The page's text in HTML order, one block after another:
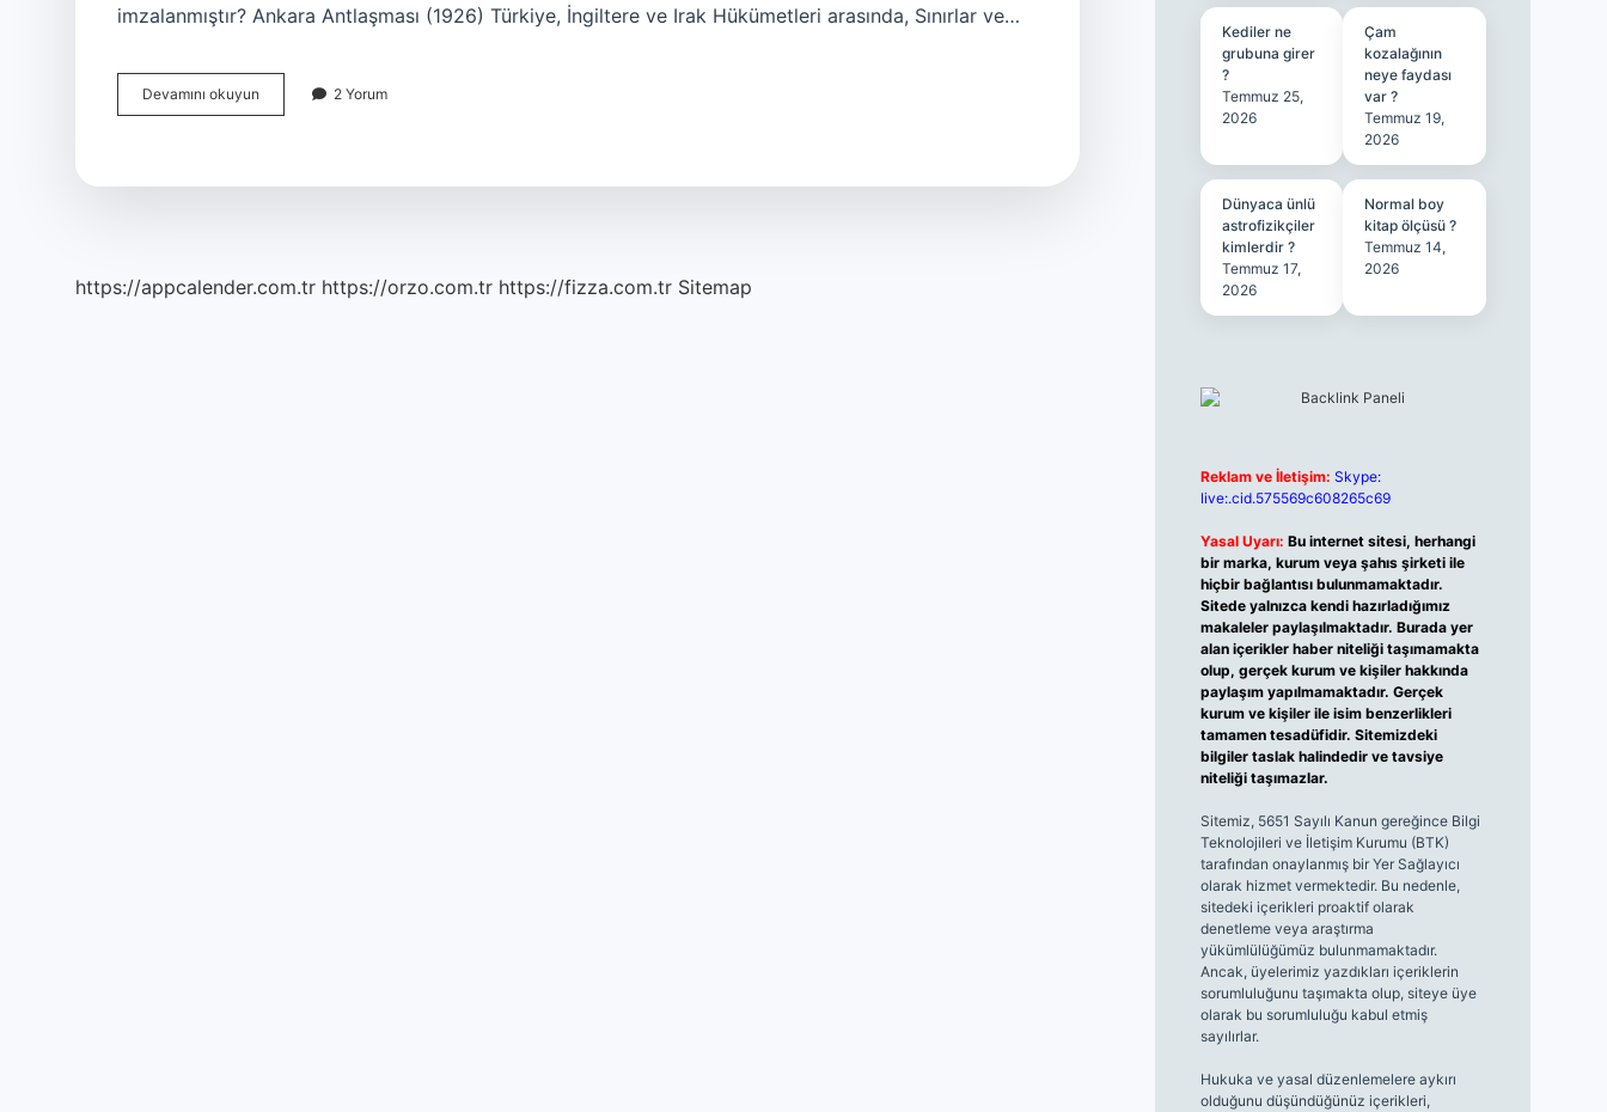
imzalanmıştır? Ankara Antlaşması (1926) Türkiye, İngiltere ve Irak Hükümetleri arasında, Sınırlar ve…
Devamını okuyun İNgiltere
Ile
2 Yorum
https://appcalender.com.tr https://orzo.com.tr https://fizza.com.tr Sitemap
Kediler ne
grubuna girer
?
Temmuz 25,
2026
Çam
kozalağının
neye faydası
var ?
Temmuz 19,
2026
Dünyaca ünlü
astrofizikçiler
kimlerdir ?
Temmuz 17,
2026
Normal boy
kitap ölçüsü ?
Temmuz 14,
2026
Reklam ve İletişim: Skype:
live:.cid.575569c608265c69
Yasal Uyarı: Bu internet sitesi, herhangi
bir marka, kurum veya şahıs şirketi ile
hiçbir bağlantısı bulunmamaktadır.
Sitede yalnızca kendi hazırladığımız
makaleler paylaşılmaktadır. Burada yer
alan içerikler haber niteliği taşımamakta
olup, gerçek kurum ve kişiler hakkında
paylaşım yapılmamaktadır. Gerçek
kurum ve kişiler ile isim benzerlikleri
tamamen tesadüfidir. Sitemizdeki
bilgiler taslak halindedir ve tavsiye
niteliği taşımazlar.
Sitemiz, 5651 Sayılı Kanun gereğince Bilgi
Teknolojileri ve İletişim Kurumu (BTK)
tarafından onaylanmış bir Yer Sağlayıcı
olarak hizmet vermektedir. Bu nedenle,
sitedeki içerikleri proaktif olarak
denetleme veya araştırma
yükümlülüğümüz bulunmamaktadır.
Ancak, üyelerimiz yazdıkları içeriklerin
sorumluluğunu taşımakta olup, siteye üye
olarak bu sorumluluğu kabul etmiş
sayılırlar.
Hukuka ve yasal düzenlemelere aykırı
olduğunu düşündüğünüz içerikleri,